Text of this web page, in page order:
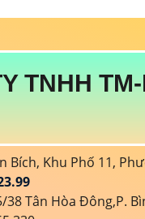
TNHH
Bích, Khu Phố 11,
38 Tân Hòa Đông,P.